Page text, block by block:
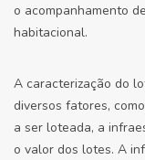
o acompanhamento
habitacional.
A caracterização do
diversos fatores,
a ser loteada, a
o valor dos lotes. A